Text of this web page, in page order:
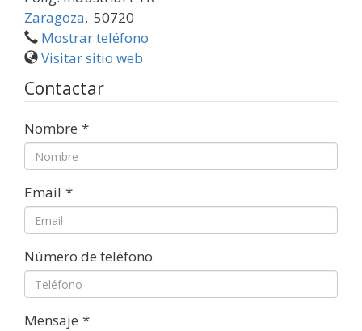
Zaragoza, 50720
Mostrar teléfono
Visitar sitio web
Contactar
Nombre *
Email *
Número de teléfono
Mensaje *